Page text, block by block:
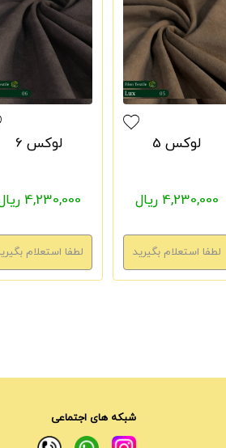
لوکس 5
4,230,000 ریال
لوکس 6
4,230,000 ریال
شبکه های اجتماعی